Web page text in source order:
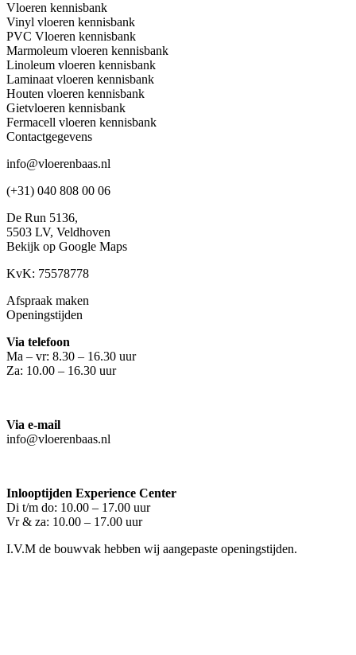
Vloeren kennisbank
Vinyl vloeren kennisbank
PVC Vloeren kennisbank
Marmoleum vloeren kennisbank
Linoleum vloeren kennisbank
Laminaat vloeren kennisbank
Houten vloeren kennisbank
Gietvloeren kennisbank
Fermacell vloeren kennisbank
Contactgegevens
info@vloerenbaas.nl
(+31) 040 808 00 06
De Run 5136,
5503 LV, Veldhoven
Bekijk op Google Maps
KvK: 75578778
Afspraak maken
Openingstijden
Via telefoon
Ma – vr: 8.30 – 16.30 uur
Za: 10.00 – 16.30 uur
Via e-mail
info@vloerenbaas.nl
Inlooptijden Experience Center
Di t/m do: 10.00 – 17.00 uur
Vr & za: 10.00 – 17.00 uur
I.V.M de bouwvak hebben wij aangepaste openingstijden.